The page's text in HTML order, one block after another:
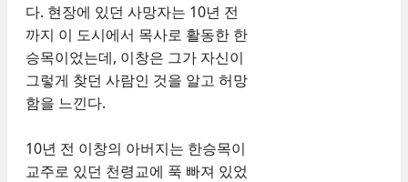
다. 현장에 있던 사망자는 10년 전
까지 이 도시에서 목사로 활동한 한
승목이었는데, 이창은 그가 자신이
그렇게 찾던 사람인 것을 알고 허망
함을 느낀다.
10년 전 이창의 아버지는 한승목이
교주로 있던 천령교에 푹 빠져 있었